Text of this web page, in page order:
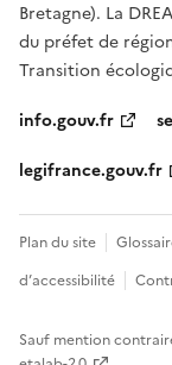
Bretagne). La
du préfet de
Transition
info.gouv.fr
legifrance.gouv.fr
Plan du site
d’accessibilité
Sauf mention